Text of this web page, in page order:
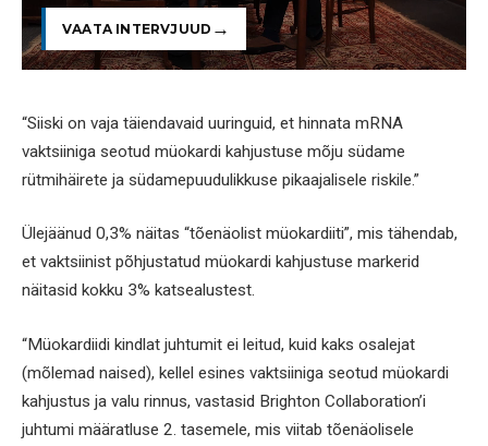
VAATA INTERVJUUD
“Siiski on vaja täiendavaid uuringuid, et hinnata mRNA
vaktsiiniga seotud müokardi kahjustuse mõju südame
rütmihäirete ja südamepuudulikkuse pikaajalisele riskile.”
Ülejäänud 0,3% näitas “tõenäolist müokardiiti”, mis tähendab,
et vaktsiinist põhjustatud müokardi kahjustuse markerid
näitasid kokku 3% katsealustest.
“Müokardiidi kindlat juhtumit ei leitud, kuid kaks osalejat
(mõlemad naised), kellel esines vaktsiiniga seotud müokardi
kahjustus ja valu rinnus, vastasid Brighton Collaboration’i
juhtumi määratluse 2. tasemele, mis viitab tõenäolisele